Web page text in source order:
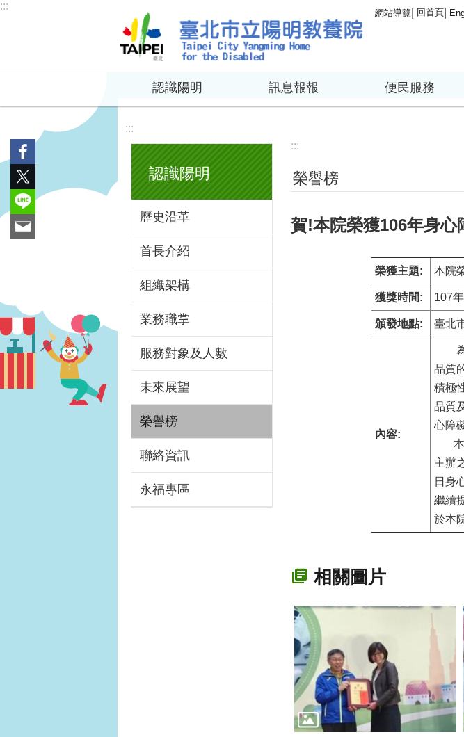
跳到主要內容區塊
:::
網站導覽 回首頁
認識陽明 訊息報報 便民服務
:::
認識陽明
歷史沿革
首長介紹
組織架構
業務職掌
服務對象及人數
未來展望
榮譽榜
聯絡資訊
永福專區
:::
榮譽榜
賀!本院榮獲106年身
榮獲主題: 本院
獲獎時間: 107
頒發地點: 臺北
內容:
為
品質
積極
品質
心障
本
主辦
日身
繼續
於本
相關圖片